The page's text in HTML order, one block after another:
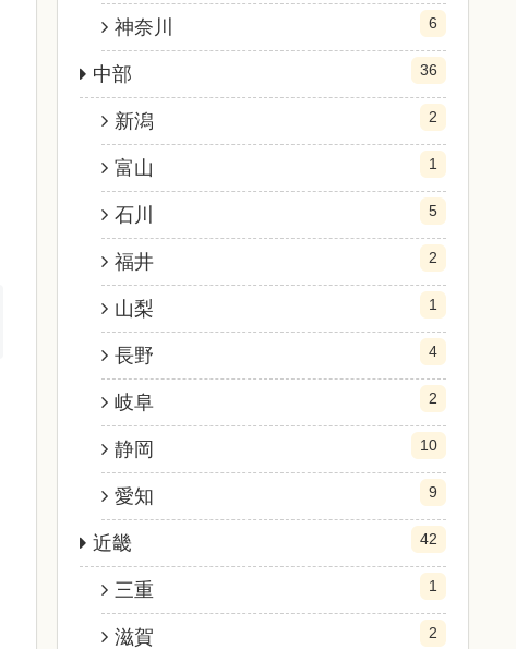
神奈川 6
中部 36
新潟 2
富山 1
石川 5
福井 2
山梨 1
長野 4
岐阜 2
静岡 10
愛知 9
近畿 42
三重 1
滋賀 2